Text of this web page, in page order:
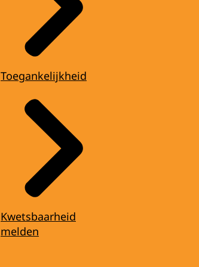
Toegankelijkheid
Kwetsbaarheid
melden